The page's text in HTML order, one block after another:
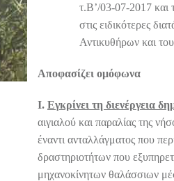
τ.Β’/03-07-2017 και
στις ειδικότερες
Αντικυθήρων και
Αποφασίζει ομόφωνα
Ι. Εγκρίνει τη διενέργεια
αιγιαλού και παραλίας της
έναντι ανταλλάγματος που
δραστηριοτήτων που
μηχανοκίνητων θαλάσσιων